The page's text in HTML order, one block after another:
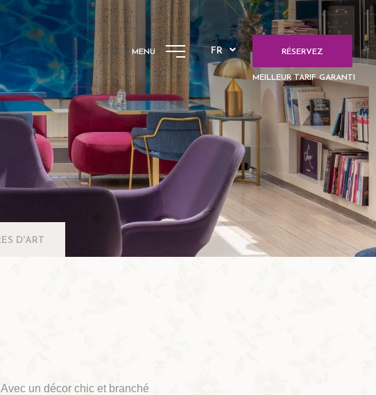
MENU FR RÉSERVEZ
MEILLEUR TARIF GARANTI
D'ART
un décor chic et branché